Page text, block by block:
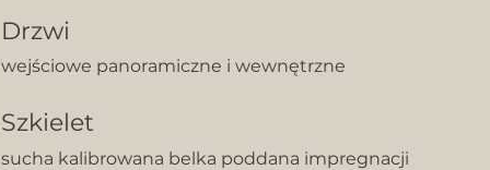
Drzwi
wejściowe panoramiczne i wewnętrzne
Szkielet
sucha kalibrowana belka poddana impregnacji